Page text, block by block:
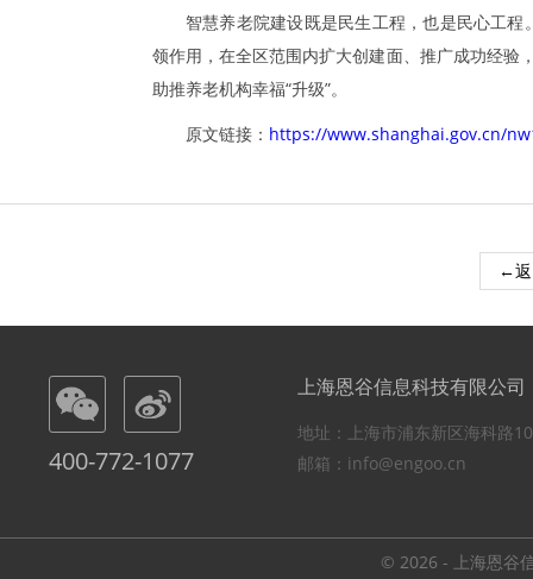
智慧养老院建设既是民生工程，也是民心工
领作用，在全区范围内扩大创建面、推广成功经验
助推养老机构幸福“升级”。
原文链接： https://www.shanghai.gov.cn/
←
400-772-1077
上海恩谷信息科技有限公司
地址：上海市浦东新区海科路
邮箱：info@engoo.cn
© 2026 - 上海恩谷